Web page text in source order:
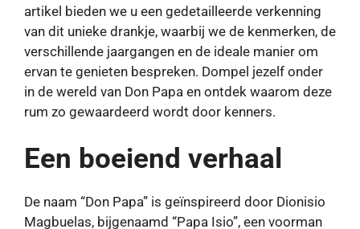
artikel bieden we u een gedetailleerde verkenning
van dit unieke drankje, waarbij we de kenmerken, de
verschillende jaargangen en de ideale manier om
ervan te genieten bespreken. Dompel jezelf onder
in de wereld van Don Papa en ontdek waarom deze
rum zo gewaardeerd wordt door kenners.
Een boeiend verhaal
De naam “Don Papa” is geïnspireerd door Dionisio
Magbuelas, bijgenaamd “Papa Isio”, een voorman